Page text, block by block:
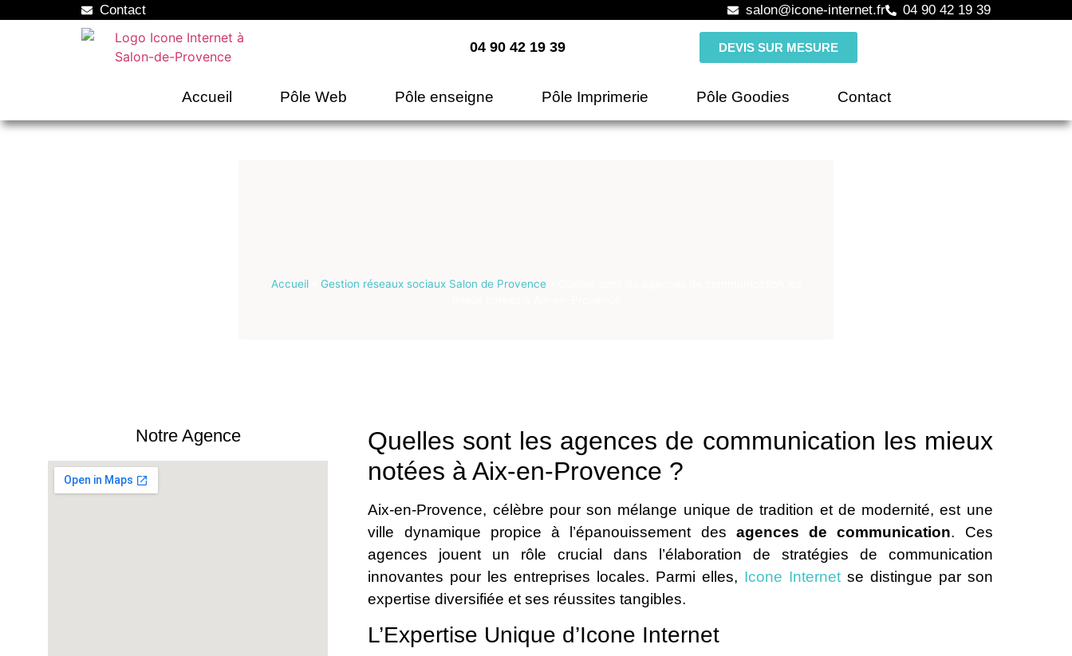
Contact salon@icone-internet.fr 04 90 42 19 39
04 90 42 19 39 DEVIS SUR MESURE
Accueil Pôle Web Pôle enseigne Pôle Imprimerie Pôle Goodies Contact
Accueil» Gestion réseaux sociaux Salon de Provence»
Notre Agence
Quelles sont les agences de communication les mieux
notées à Aix-en-Provence ?
Aix-en-Provence, célèbre pour son mélange unique de tradition et de modernité, est une
ville dynamique propice à l’épanouissement des agences de communication. Ces
agences jouent un rôle crucial dans l’élaboration de stratégies de communication
innovantes pour les entreprises locales. Parmi elles, Icone Internetse distingue par son
expertise diversifiée et ses réussites tangibles.
L’Expertise Unique d’Icone Internet